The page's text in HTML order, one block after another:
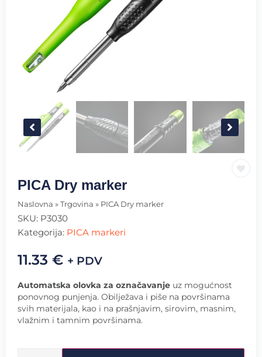
PICA Dry marker
Naslovna » Trgovina » PICA Dry marker
SKU: P3030
Kategorija: PICA markeri
11.33 € + PDV
Automatska olovka za označavanje uz mogućnost
ponovnog punjenja. Obilježava i piše na površinama
svih materijala, kao i na prašnjavim, sirovim, masnim,
vlažnim i tamnim površinama.